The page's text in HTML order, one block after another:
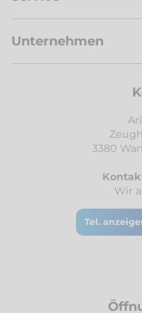
Unternehmen
3380
Wir
Tel.